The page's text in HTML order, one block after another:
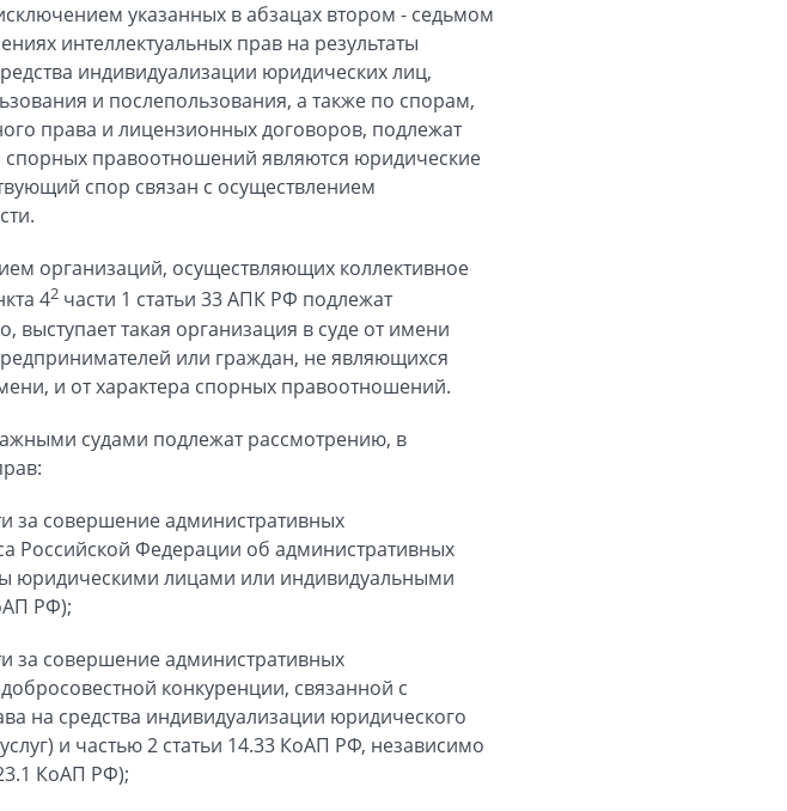
указанных в абзацах втором - седьмом
интеллектуальных прав на результаты
индивидуализации юридических лиц,
и послепользования, а также по спорам,
права и лицензионных договоров, подлежат
правоотношений являются юридические
спор связан с осуществлением
организаций, осуществляющих коллективное
42 части 1 статьи 33 АПК РФ подлежат
такая организация в суде от имени
или граждан, не являющихся
и от характера спорных правоотношений.
судами подлежат рассмотрению, в
за совершение административных
Российской Федерации об административных
юридическими лицами или индивидуальными
РФ);
за совершение административных
конкуренции, связанной с
на средства индивидуализации юридического
и частью 2 статьи 14.33 КоАП РФ, независимо
КоАП РФ);